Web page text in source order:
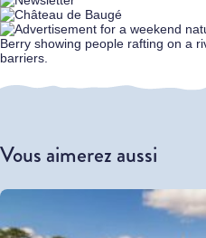
Vous aimerez aussi